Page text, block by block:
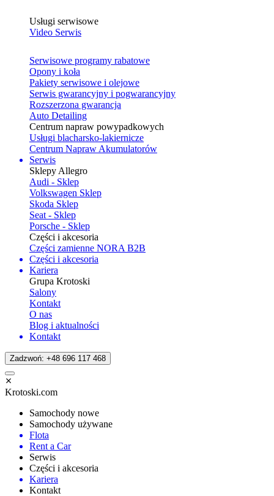
Usługi serwisowe
Video Serwis
Serwisowe programy rabatowe
Opony i koła
Pakiety serwisowe i olejowe
Serwis gwarancyjny i pogwarancyjny
Rozszerzona gwarancja
Auto Detailing
Centrum napraw powypadkowych
Usługi blacharsko-lakiernicze
Centrum Napraw Akumulatorów
Serwis
Sklepy Allegro
Audi - Sklep
Volkswagen Sklep
Skoda Sklep
Seat - Sklep
Porsche - Sklep
Części i akcesoria
Części zamienne NORA B2B
Części i akcesoria
Kariera
Grupa Krotoski
Salony
Kontakt
O nas
Blog i aktualności
Kontakt
Zadzwoń: +48 696 117 468
Krotoski.com
Samochody nowe
Samochody używane
Flota
Rent a Car
Serwis
Części i akcesoria
Kariera
Kontakt